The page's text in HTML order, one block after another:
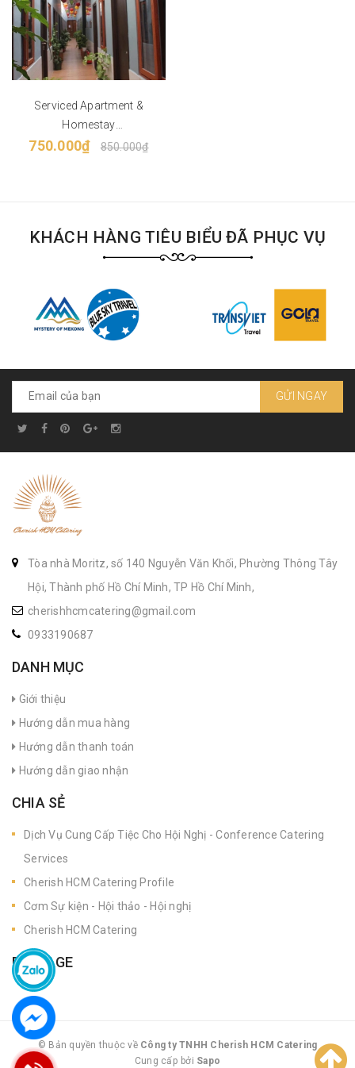
Serviced Apartment &
Homestay
Accommodation (Daily,
750.000₫ 850.000₫
KHÁCH HÀNG TIÊU BIỂU ĐÃ PHỤC VỤ
GỬI NGAY
Tòa nhà Moritz, số 140 Nguyễn Văn Khối, Phường Thông Tây
Hội, Thành phố Hồ Chí Minh, TP Hồ Chí Minh,
cherishhcmcatering@gmail.com
0933190687
DANH MỤC
Giới thiệu
Hướng dẫn mua hàng
Hướng dẫn thanh toán
Hướng dẫn giao nhận
CHIA SẺ
Dịch Vụ Cung Cấp Tiệc Cho Hội Nghị - Conference Catering
Services
Cherish HCM Catering Profile
Cơm Sự kiện - Hội thảo - Hội nghị
Cherish HCM Catering
FANPAGE
© Bản quyền thuộc về Công ty TNHH Cherish HCM Catering
|
Cung cấp bởi Sapo